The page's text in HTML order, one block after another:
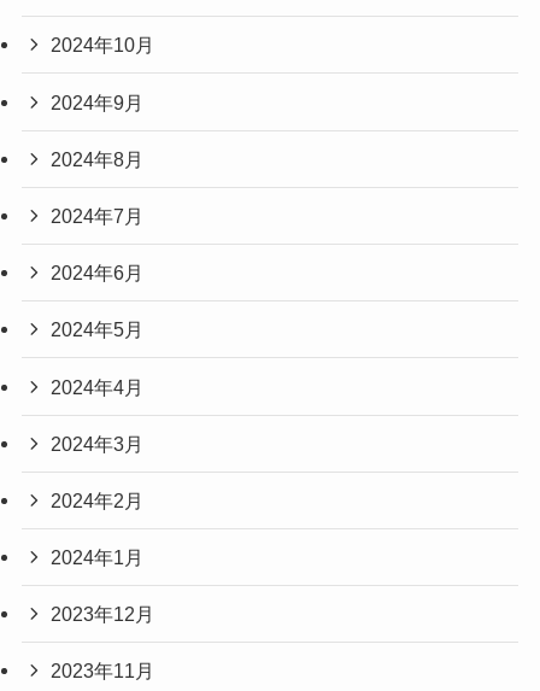
2024年10月
2024年9月
2024年8月
2024年7月
2024年6月
2024年5月
2024年4月
2024年3月
2024年2月
2024年1月
2023年12月
2023年11月